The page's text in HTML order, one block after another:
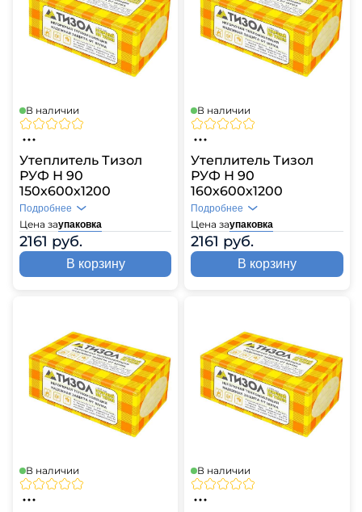
В наличии
Утеплитель Тизол
РУФ Н 90
150х600х1200
Цена заупаковка
2161 руб.
Подробнее
В корзину
В наличии
Утеплитель Тизол
РУФ Н 90
160х600х1200
Цена заупаковка
2161 руб.
Подробнее
В корзину
В наличии В наличии